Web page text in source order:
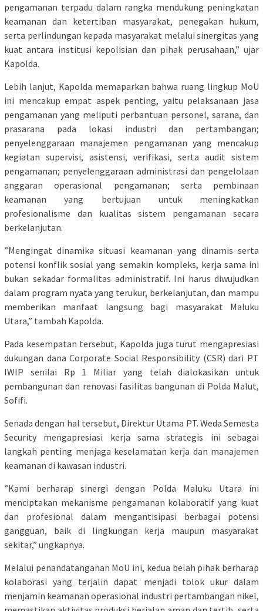
pengamanan terpadu dalam rangka mendukung peningkatan
keamanan dan ketertiban masyarakat, penegakan hukum,
serta perlindungan kepada masyarakat melalui sinergitas yang
kuat antara institusi kepolisian dan pihak perusahaan,” ujar
Kapolda.
​Lebih lanjut, Kapolda memaparkan bahwa ruang lingkup MoU
ini mencakup empat aspek penting, yaitu pelaksanaan jasa
pengamanan yang meliputi perbantuan personel, sarana, dan
prasarana pada lokasi industri dan pertambangan;
penyelenggaraan manajemen pengamanan yang mencakup
kegiatan supervisi, asistensi, verifikasi, serta audit sistem
pengamanan; penyelenggaraan administrasi dan pengelolaan
anggaran operasional pengamanan; serta pembinaan
keamanan yang bertujuan untuk meningkatkan
profesionalisme dan kualitas sistem pengamanan secara
berkelanjutan.
​”Mengingat dinamika situasi keamanan yang dinamis serta
potensi konflik sosial yang semakin kompleks, kerja sama ini
bukan sekadar formalitas administratif. Ini harus diwujudkan
dalam program nyata yang terukur, berkelanjutan, dan mampu
memberikan manfaat langsung bagi masyarakat Maluku
Utara,” tambah Kapolda.
​Pada kesempatan tersebut, Kapolda juga turut mengapresiasi
dukungan dana Corporate Social Responsibility (CSR) dari PT
IWIP senilai Rp 1 Miliar yang telah dialokasikan untuk
pembangunan dan renovasi fasilitas bangunan di Polda Malut,
Sofifi.
​Senada dengan hal tersebut, Direktur Utama PT. Weda Semesta
Security mengapresiasi kerja sama strategis ini sebagai
langkah penting menjaga keselamatan kerja dan manajemen
keamanan di kawasan industri.
​”Kami berharap sinergi dengan Polda Maluku Utara ini
menciptakan mekanisme pengamanan kolaboratif yang kuat
dan profesional dalam mengantisipasi berbagai potensi
gangguan, baik di lingkungan kerja maupun masyarakat
sekitar,” ungkapnya.
​Melalui penandatanganan MoU ini, kedua belah pihak berharap
kolaborasi yang terjalin dapat menjadi tolok ukur dalam
menjamin keamanan operasional industri pertambangan nikel,